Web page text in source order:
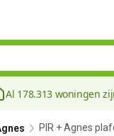
Al 178.313 woningen
PIR + Agnes